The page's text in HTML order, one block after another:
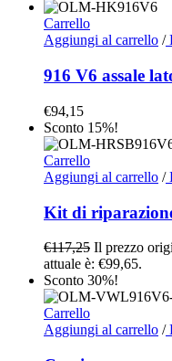
Carrello
Aggiungi al carrello /
916 V6 assale
€94,15
Sconto 15%!
Carrello
Aggiungi al carrello /
Kit di
€117,25 Il prezzo
attuale è: €99,65.
Sconto 30%!
Carrello
Aggiungi al carrello /